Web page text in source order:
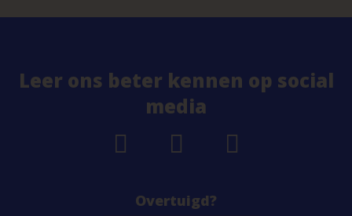
Leer ons beter kennen op social
media
Overtuigd?